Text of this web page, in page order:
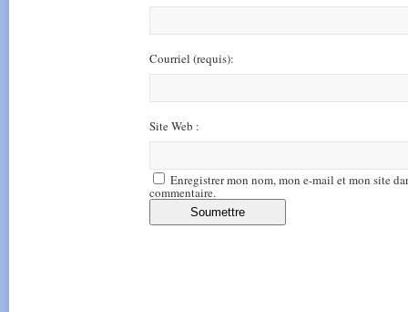
Courriel (requis):
Site Web :
Enregistrer mon nom, mon e-mail et mon site
commentaire.